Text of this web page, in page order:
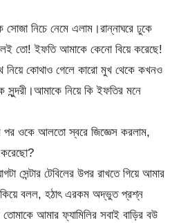
সোজা নিচে নেমে এলাম।রান্নাঘরে ঢুকে
তো! ইফতি আমাকে কেনো বিয়ে করেছে!
নিয়ে কোথাও গেলে কারো মুখ থেকে কখনও
নিয়ে কি ইফতির মনে
পর ওকে আলতো স্বরে জিজ্ঞেস করলাম,
সেন্টার টেবিলের উপর রাখতে গিয়ে আমার
বলল, হঠাৎ এরকম অদ্ভুত প্রশ্ন
আমার ফ্যামিলির সবাই বাড়ির বউ